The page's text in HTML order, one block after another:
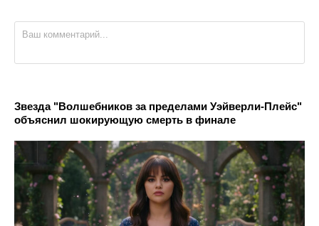
Звезда "Волшебников за пределами Уэйверли-Плейс"
объяснил шокирующую смерть в финале